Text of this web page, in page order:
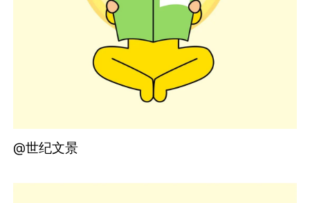
@世纪文景